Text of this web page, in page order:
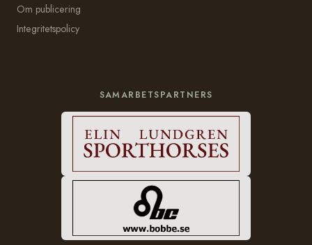
Om publicering
Integritetspolicy
SAMARBETSPARTNERS